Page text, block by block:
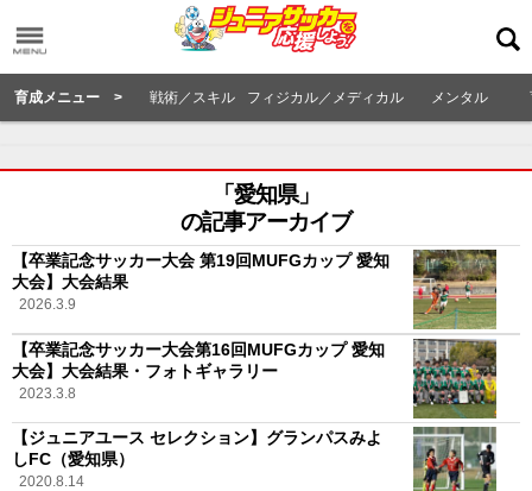
育成メニュー > 戦術／スキル フィジカル／メディカル メンタル
「愛知県」
の記事アーカイブ
【卒業記念サッカー大会 第19回MUFGカップ 愛知
大会】大会結果
2026.3.9
【卒業記念サッカー大会第16回MUFGカップ 愛知
大会】大会結果・フォトギャラリー
2023.3.8
【ジュニアユース セレクション】グランパスみよ
しFC（愛知県）
2020.8.14